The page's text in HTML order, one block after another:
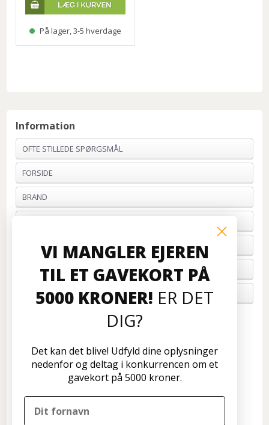
På lager, 3-5 hverdage
Information
OFTE STILLEDE SPØRGSMÅL
FORSIDE
BRAND
BETALING
FORTRYD ORDRE
OM OS
Formervangen 17
2600 Glostrup
VI MANGLER EJEREN
TIL ET GAVEKORT PÅ
5000 KRONER! ER DET
DIG?
Det kan det blive! Udfyld dine oplysninger
nedenfor og deltag i konkurrencen om et
gavekort på 5000 kroner.